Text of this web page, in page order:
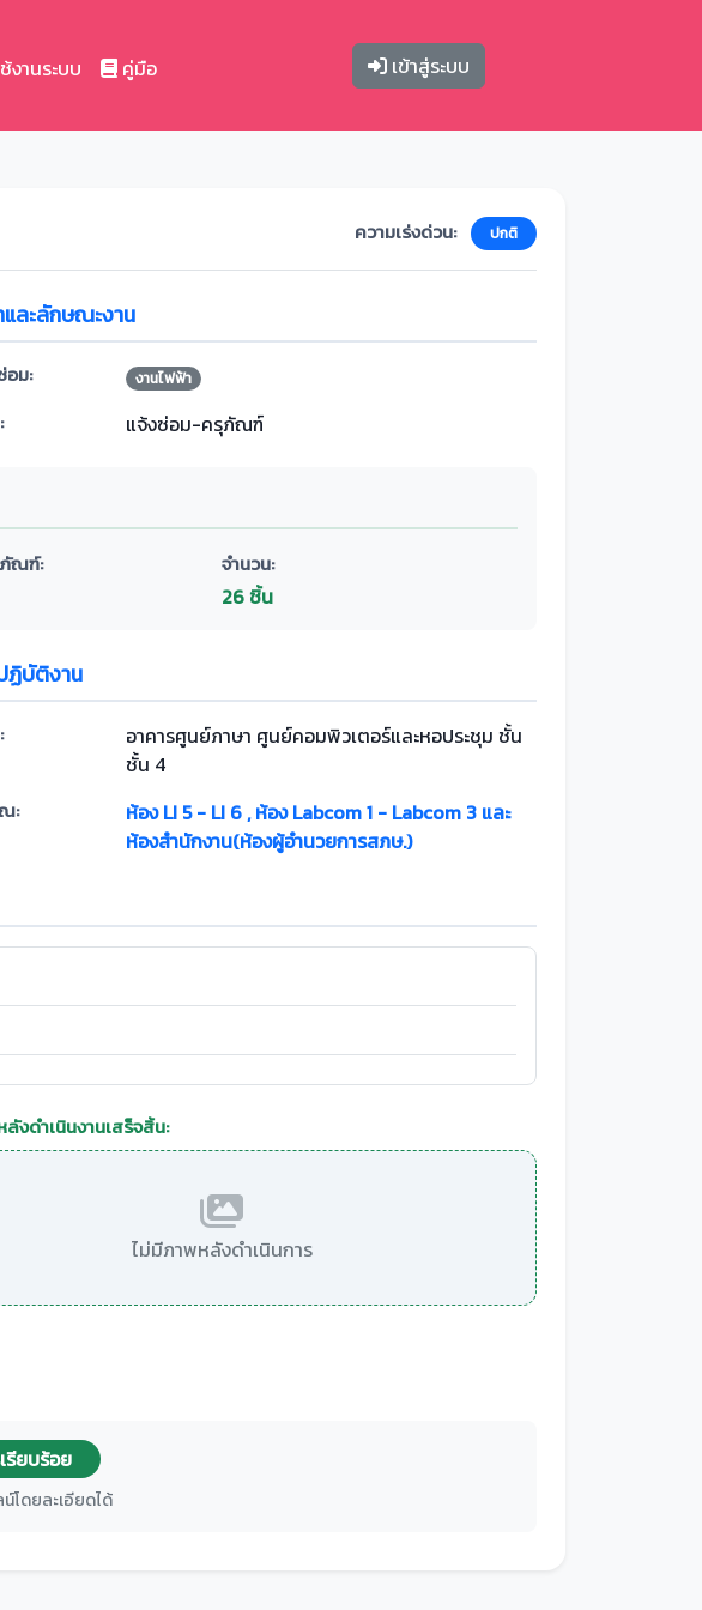
งานระบบ คู่มือ เข้าสู่ระบบ
ความเร่งด่วน: ปกติ
และลักษณะงาน
อม: งานไฟฟ้า
แจ้งซ่อม-ครุภัณฑ์
ณฑ์: จำนวน:
26 ชิ้น
ฏิบัติงาน
อาคารศูนย์ภาษา ศูนย์คอมพิวเตอร์และหอประชุม ชั้น
ชั้น 4
:
ห้อง LI 5 - LI 6 , ห้อง Labcom 1 - Labcom 3 และ
ห้องสำนักงาน(ห้องผู้อำนวยการสภษ.)
งดำเนินงานเสร็จสิ้น:
ไม่มีภาพหลังดำเนินการ
รียบร้อย
โดยละเอียดได้